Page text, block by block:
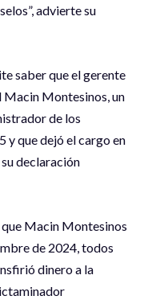
advierte su
saber que el gerente
Montesinos, un
de los
y que dejó el cargo en
declaración
que Macin Montesinos
de 2024, todos
dinero a la